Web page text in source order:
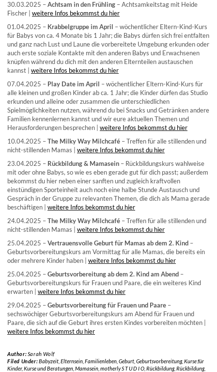
30.03.2025 –Achtsam in den Frühling – Achtsamkeitstag mit Heide
Fischer | weitere Infos bekommst du hier
01.04.2025 – Krabbelgruppe im April – wöchentlicher Eltern-Kind-Kurs
für Babys von ca. 4 Monate bis 1 Jahr; die Babys dürfen sich frei entfalten
und ganz nach Lust und Laune die vorbereitete Umgebung erkunden oder
auch erste soziale Kontakte mit den anderen Babys und Erwachsenen
knüpfen während du dich mit den anderen Elternteilen austauschen
kannst | weitere Infos bekommst du hier
07.04.2025 – Play Date im April – wöchentlicher Eltern-Kind-Kurs für
alle kleinen und großen Kinder ab ca. 1 Jahr; die Kinder dürfen das Studio
erkunden und alleine oder zusammen die unterschiedlichen
Spielmöglichkeiten nutzen, während du bei Snacks und Getränken andere
Familien kennenlernen kannst und wir eure aktuellen Themen und
Herausforderungen besprechen | weitere Infos bekommst du hier
10.04.2025 –The Milky Way Milchcafé – Treffen für alle stillenden und
nicht-stillenden Mamas | weitere Infos bekommst du hier
23.04.2025 – Rückbildung & Mamasein – Rückbildungskurs wahlweise
mit oder ohne Babys, so wie es eben gerade gut für dich passt; außerdem
bekommst du hier neben einer sanften und zugleich kraftvollen
einstündigen Sporteinheit auch noch eine halbe Stunde Austausch und
Gespräch in der Gruppe zu relevanten Themen, die dich als Mama gerade
beschäftigen | weitere Infos bekommst du hier
24.04.2025 –The Milky Way Milchcafé – Treffen für alle stillenden und
nicht-stillenden Mamas | weitere Infos bekommst du hier
25.04.2025 –Vertrauensvolle Geburt für Mamas ab dem 2. Kind –
Geburtsvorbereitungskurs am Vormittag für alle Mamas, die bereits ein
oder mehrere Kinder haben | weitere Infos bekommst du hier
25.04.2025 –Geburtsvorbereitung ab dem 2. Kind am Abend –
Geburtsvorbereitungskurs für Frauen und Paare, die ein weiteres Kind
erwarten | weitere Infos bekommst du hier
29.04.2025 –Geburtsvorbereitung für Frauen und Paare –
sechswöchiger Geburtsvorbereitungskurs am Abend für Frauen und
Paare, die sich auf die Geburt ihres ersten Kindes vorbereiten möchten |
weitere Infos bekommst du hier
Author:Sarah Wolf
Filed Under:Babyzeit, Elternsein, Familienleben, Geburt, Geburtsvorbereitung, Kurse für
Kinder, Kurse und Beratungen Mamasein motherly S T U D I O Rückbildung, Rückbildung,